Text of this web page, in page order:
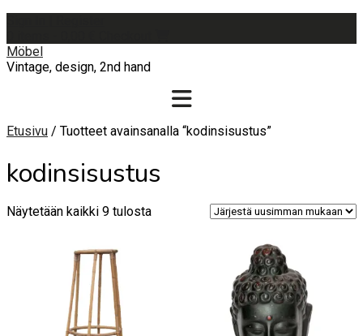
content
Möbel
Vintage, design, 2nd hand
Etusivu / Tuotteet avainsanalla “kodinsisustus”
kodinsisustus
Näytetään kaikki 9 tulostaSorted